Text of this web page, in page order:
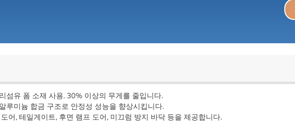
섬유 폼 소재 사용. 30% 이상의 무게를 줄입니다.
루미늄 합금 구조로 안정성 성능을 향상시킵니다.
어, 테일게이트, 후면 램프 도어, 미끄럼 방지 바닥 등을 제공합니다.